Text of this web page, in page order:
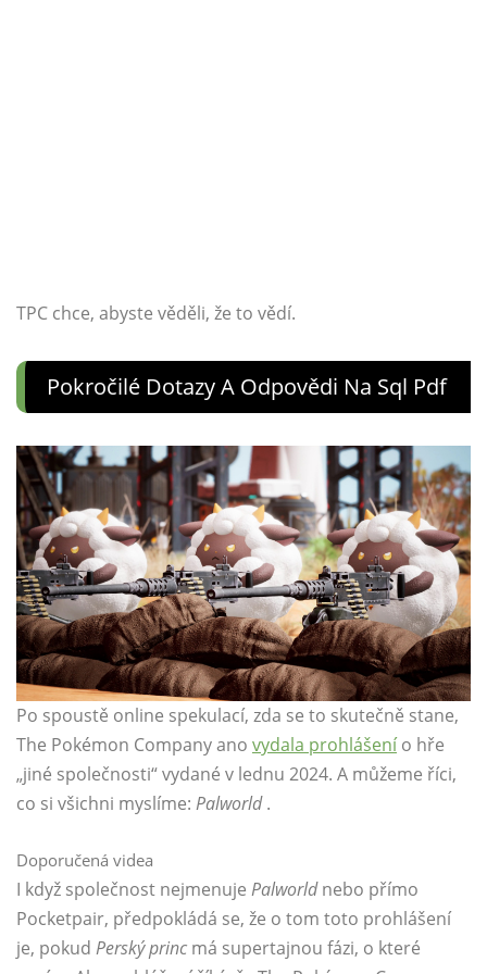
TPC chce, abyste věděli, že to vědí.
Pokročilé Dotazy A Odpovědi Na Sql Pdf
Po spoustě online spekulací, zda se to skutečně stane,
The Pokémon Company ano vydala prohlášenío hře
„jiné společnosti“ vydané v lednu 2024. A můžeme říci,
co si všichni myslíme: Palworld.
Doporučená videa
I když společnost nejmenuje Palworldnebo přímo
Pocketpair, předpokládá se, že o tom toto prohlášení
je, pokud Perský princ má supertajnou fázi, o které